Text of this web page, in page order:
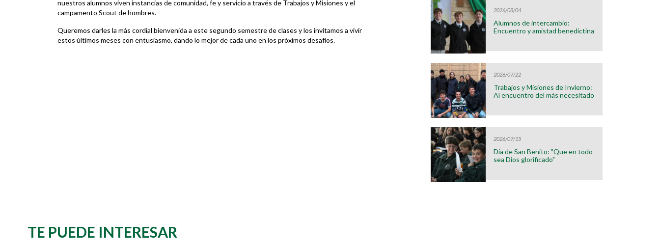
nuestros alumnos viven instancias de comunidad, fe y servicio a través de Trabajos y Misiones y el
campamento Scout de hombres.
Queremos darles la más cordial bienvenida a este segundo semestre de clases y los invitamos a vivir
estos últimos meses con entusiasmo, dando lo mejor de cada uno en los próximos desafíos.
2026/08/04
Alumnos de intercambio:
Encuentro y amistad benedictina
2026/07/22
Trabajos y Misiones de Invierno:
Al encuentro del más necesitado
2026/07/15
Día de San Benito: "Que en todo
sea Dios glorificado"
TE PUEDE INTERESAR